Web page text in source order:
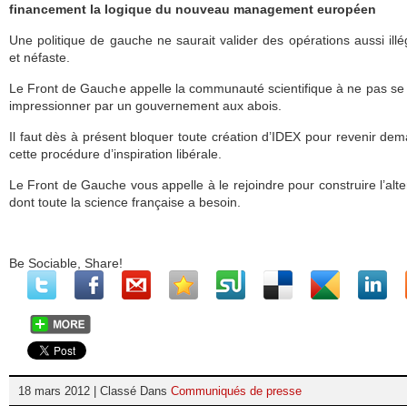
financement la logique du nouveau management européen
Une politique de gauche ne saurait valider des opérations aussi
et néfaste.
Le Front de Gauche appelle la communauté scientifique à ne pas se
impressionner par un gouvernement aux abois.
Il faut dès à présent bloquer toute création d’IDEX pour revenir
cette procédure d’inspiration libérale.
Le Front de Gauche vous appelle à le rejoindre pour construire
dont toute la science française a besoin.
Be Sociable, Share!
18 mars 2012 | Classé Dans Communiqués de presse